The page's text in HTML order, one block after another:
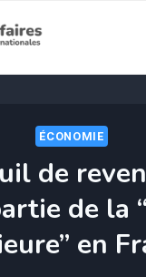
ÉCONOMIE
de
de la
en